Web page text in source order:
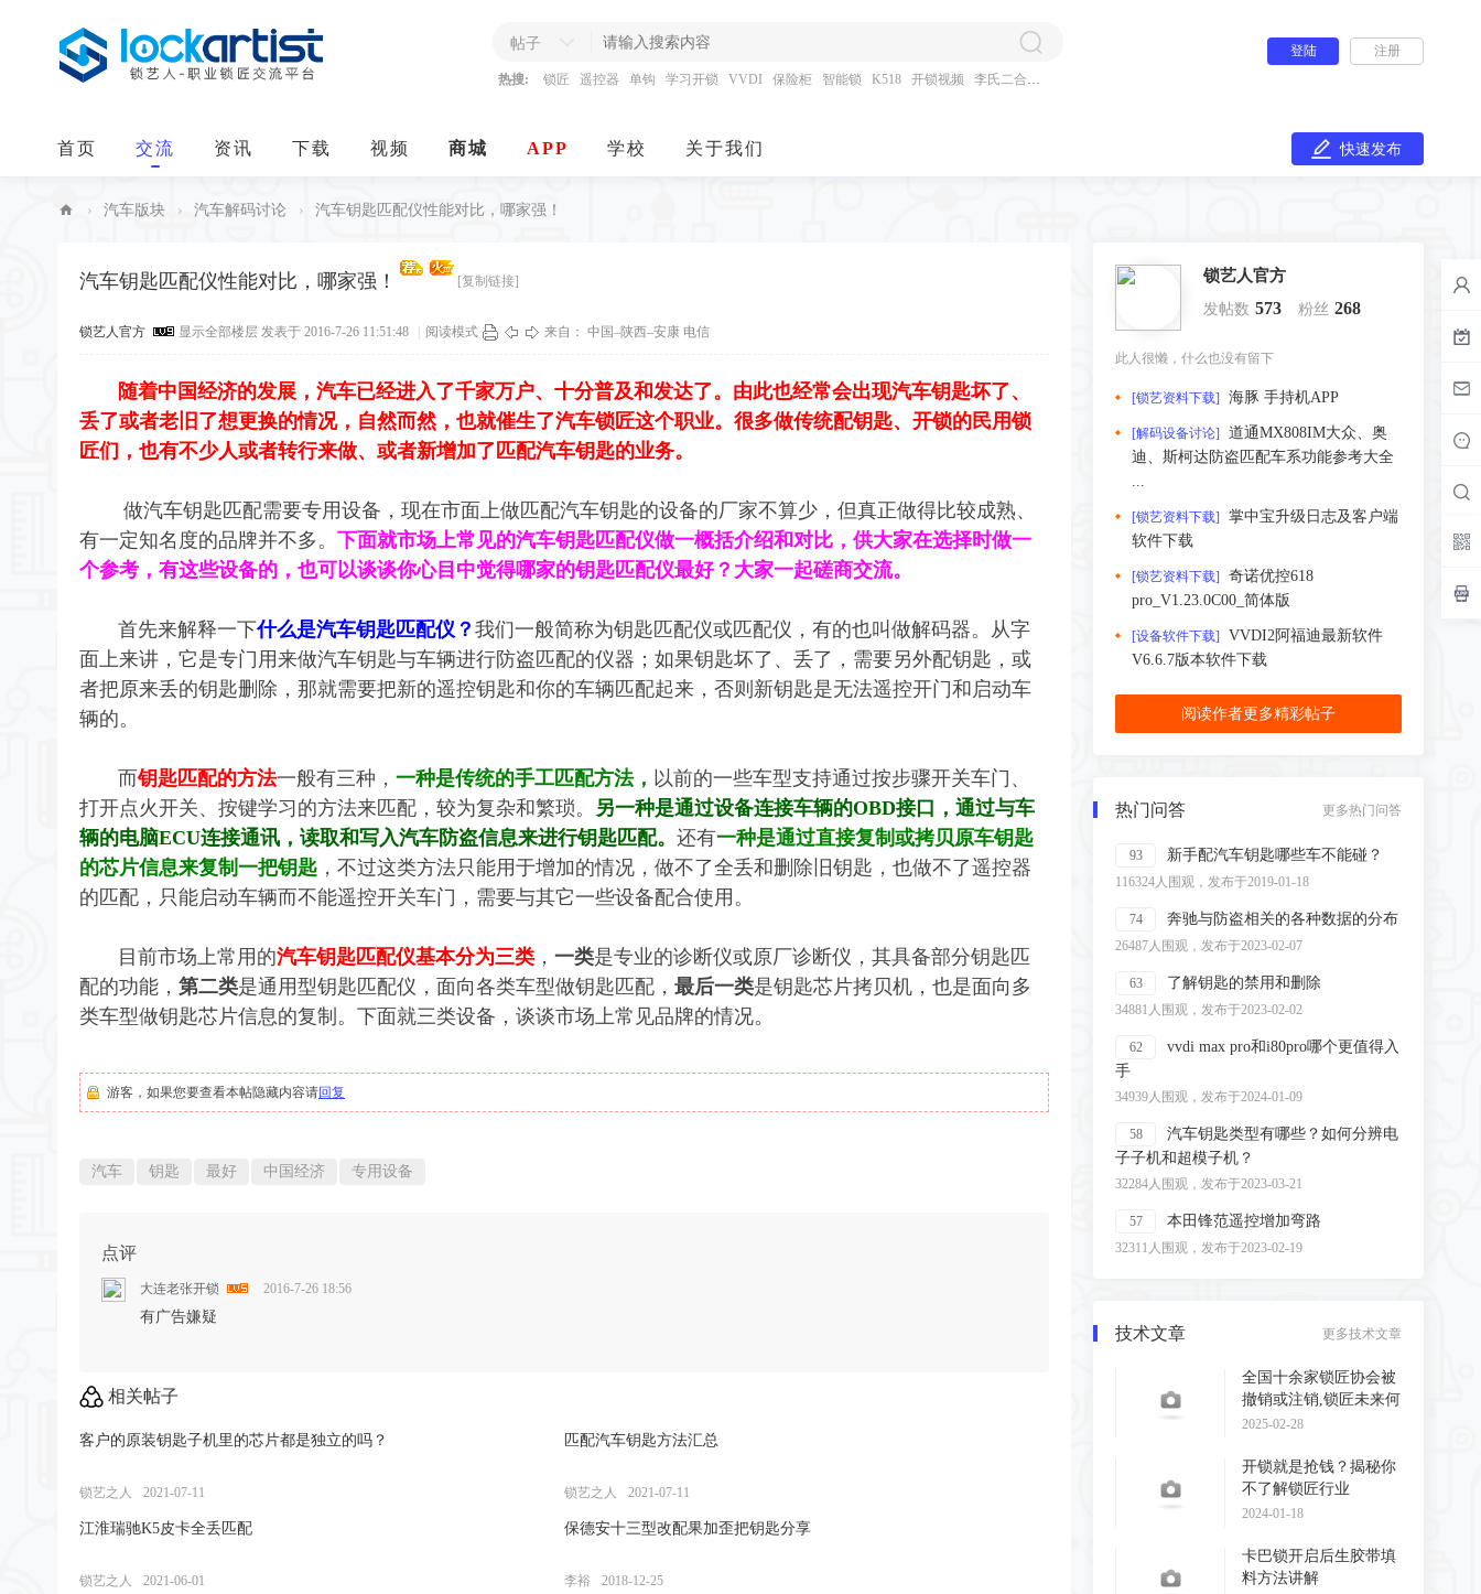
帖子
热搜: 锁匠 遥控器 单钩 学习开锁 VVDI 保险柜 智能锁 K518 开锁视频 李氏二合一
登陆 注册
首页 交流 资讯 下载 视频 商城 APP 学校 关于我们 快速发布
› 汽车版块 › 汽车解码讨论 › 汽车钥匙匹配仪性能对比，哪家强！
锁艺人官方
发帖数 573 粉丝 268
此人很懒，什么也没有留下
[锁艺资料下载] 海豚 手持机APP
[解码设备讨论]
道通MX808IM大众、奥
迪、斯柯达防盗匹配车系功能参考大全
...
[锁艺资料下载]
掌中宝升级日志及客户端
软件下载
[锁艺资料下载]
奇诺优控618
pro_V1.23.0C00_简体版
[设备软件下载]
VVDI2阿福迪最新软件
V6.6.7版本软件下载
阅读作者更多精彩帖子
热门问答 更多热门问答
93 新手配汽车钥匙哪些车不能碰？
116324人围观，发布于2019-01-18
74 奔驰与防盗相关的各种数据的分布
26487人围观，发布于2023-02-07
63 了解钥匙的禁用和删除
34881人围观，发布于2023-02-02
62
vvdi max pro和i80pro哪个更值得入
手
34939人围观，发布于2024-01-09
58
汽车钥匙类型有哪些？如何分辨电
子子机和超模子机？
32284人围观，发布于2023-03-21
57 本田锋范遥控增加弯路
32311人围观，发布于2023-02-19
技术文章 更多技术文章
全国十余家锁匠协会被
撤销或注销,锁匠未来何
去何从?
2025-02-28
开锁就是抢钱？揭秘你
不了解锁匠行业
2024-01-18
卡巴锁开启后生胶带填
料方法讲解
汽车钥匙匹配仪性能对比，哪家强！ [复制链接]
锁艺人官方 显示全部楼层 发表于 2016-7-26 11:51:48 阅读模式 来自： 中国–陕西–安康 电信
随着中国经济的发展，汽车已经进入了千家万户、十分普及和发达了。由此也经常会出现汽车钥匙坏了、
丢了或者老旧了想更换的情况，自然而然，也就催生了汽车锁匠这个职业。很多做传统配钥匙、开锁的民用锁
匠们，也有不少人或者转行来做、或者新增加了匹配汽车钥匙的业务。
做汽车钥匙匹配需要专用设备，现在市面上做匹配汽车钥匙的设备的厂家不算少，但真正做得比较成熟、
有一定知名度的品牌并不多。 下面就市场上常见的汽车钥匙匹配仪做一概括介绍和对比，供大家在选择时做一
个参考，有这些设备的，也可以谈谈你心目中觉得哪家的钥匙匹配仪最好？大家一起磋商交流。
首先来解释一下什么是汽车钥匙匹配仪？ 我们一般简称为钥匙匹配仪或匹配仪，有的也叫做解码器。从字
面上来讲，它是专门用来做汽车钥匙与车辆进行防盗匹配的仪器；如果钥匙坏了、丢了，需要另外配钥匙，或
者把原来丢的钥匙删除，那就需要把新的遥控钥匙和你的车辆匹配起来，否则新钥匙是无法遥控开门和启动车
辆的。
而钥匙匹配的方法一般有三种， 一种是传统的手工匹配方法， 以前的一些车型支持通过按步骤开关车门、
打开点火开关、按键学习的方法来匹配，较为复杂和繁琐。 另一种是通过设备连接车辆的OBD接口，通过与车
辆的电脑ECU连接通讯，读取和写入汽车防盗信息来进行钥匙匹配。 还有一种是通过直接复制或拷贝原车钥匙
的芯片信息来复制一把钥匙 ，不过这类方法只能用于增加的情况，做不了全丢和删除旧钥匙，也做不了遥控器
的匹配，只能启动车辆而不能遥控开关车门，需要与其它一些设备配合使用。
目前市场上常用的汽车钥匙匹配仪基本分为三类 ， 一类是专业的诊断仪或原厂诊断仪，其具备部分钥匙匹
配的功能， 第二类是通用型钥匙匹配仪，面向各类车型做钥匙匹配， 最后一类是钥匙芯片拷贝机，也是面向多
类车型做钥匙芯片信息的复制。下面就三类设备，谈谈市场上常见品牌的情况。
游客，如果您要查看本帖隐藏内容请回复
汽车 钥匙 最好 中国经济 专用设备
点评
大连老张开锁 2016-7-26 18:56
有广告嫌疑
相关帖子
客户的原装钥匙子机里的芯片都是独立的吗？
锁艺之人 2021-07-11
匹配汽车钥匙方法汇总
锁艺之人 2021-07-11
江淮瑞驰K5皮卡全丢匹配
锁艺之人 2021-06-01
保德安十三型改配果加歪把钥匙分享
李裕 2018-12-25